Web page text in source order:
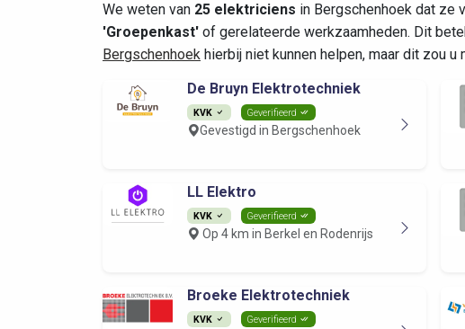
We weten van 25 elektriciens in Bergschenhoek dat ze
'Groepenkast' of gerelateerde werkzaamheden. Dit
Bergschenhoek hierbij niet kunnen helpen, maar dit zou u
De Bruyn Elektrotechniek
KVK Geverifieerd
Gevestigd in Bergschenhoek
LL Elektro
KVK Geverifieerd
Op 4 km in Berkel en Rodenrijs
Broeke Elektrotechniek
KVK Geverifieerd